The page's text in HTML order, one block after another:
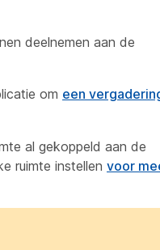
deelnemen aan de
om een
al gekoppeld aan de
ruimte instellen voor